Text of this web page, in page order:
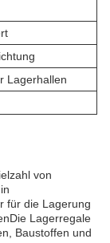
Lagerhallen
von
für die Lagerung
Lagerregale
Baustoffen und